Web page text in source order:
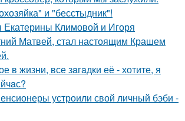
и "бесстыдник"!
Климовой и Игоря
Матвей, стал настоящим Крашем
в жизни, все зaгaдки её - хотите, я
устроили свой личный бэби -